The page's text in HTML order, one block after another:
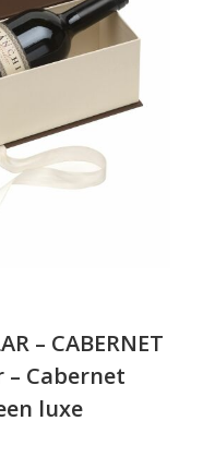
– CABERNET
– Cabernet
luxe